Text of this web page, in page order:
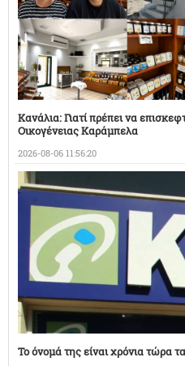
Κανάλια: Γιατί πρέπει να
Οικογένειας Καράμπελα
2026-08-06 11:56:20
Το όνομά της είναι χρόνια τώρα